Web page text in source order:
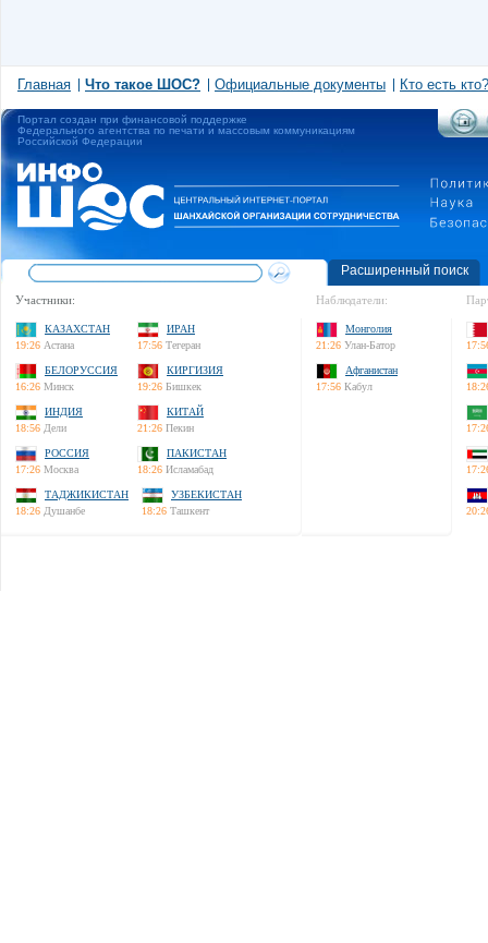
Главная Что такое ШОС? Официальные документы Кто есть кто?
Портал создан при финансовой поддержке
Федерального агентства по печати и массовым коммуникациям
Российской Федерации
Расширенный поиск
Участники:
КАЗАХСТАН
19:26 Астана
ИРАН
17:56 Тегеран
БЕЛОРУССИЯ
16:26 Минск
КИРГИЗИЯ
19:26 Бишкек
ИНДИЯ
18:56 Дели
КИТАЙ
21:26 Пекин
РОССИЯ
17:26 Москва
ПАКИСТАН
18:26 Исламабад
ТАДЖИКИСТАН
18:26 Душанбе
УЗБЕКИСТАН
18:26 Ташкент
Наблюдатели:
Монголия
21:26 Улан-Батор
Афганистан
17:56 Кабул